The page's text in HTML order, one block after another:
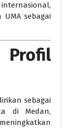
sebagai
Profil
sebagai
di Medan,